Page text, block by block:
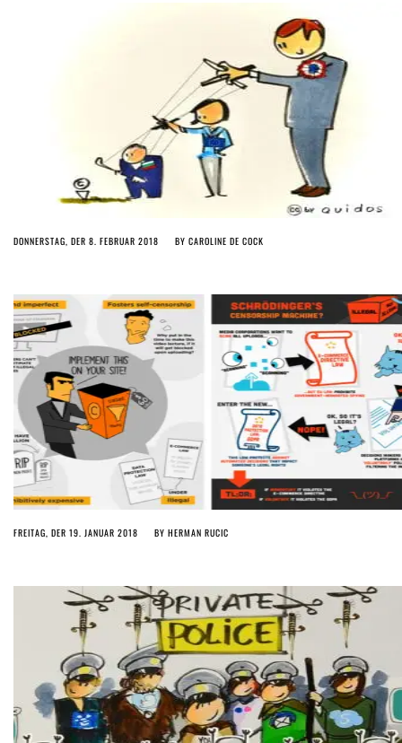
DONNERSTAG, DER 8. FEBRUAR 2018 BY CAROLINE DE COCK
FREITAG, DER 19. JANUAR 2018 BY HERMAN RUCIC